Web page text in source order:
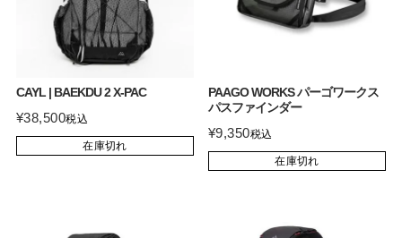
CAYL | BAEKDU 2 X-PAC
¥38,500税込
在庫切れ
PAAGO WORKS パーゴワークス
パスファインダー
¥9,350税込
在庫切れ